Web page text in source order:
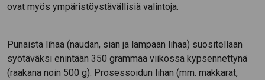
ovat myös ympäristöystävällisiä valintoja.
Punaista lihaa (naudan, sian ja lampaan lihaa) suositellaan
syötäväksi enintään 350 grammaa viikossa kypsennettynä
(raakana noin 500 g). Prosessoidun lihan (mm. makkarat,